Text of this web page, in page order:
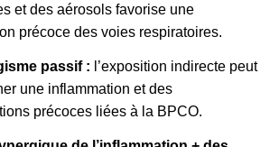
et des aérosols favorise une
précoce des voies respiratoires.
passif : l’exposition indirecte peut
une inflammation et des
précoces liées à la BPCO.